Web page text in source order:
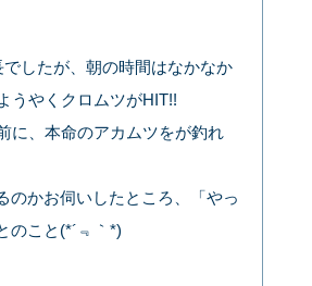
したが、朝の時間はなかなか
うやくクロムツがHIT!!
に、本命のアカムツをが釣れ
のかお伺いしたところ、「やっ
のこと(*´﹃｀*)